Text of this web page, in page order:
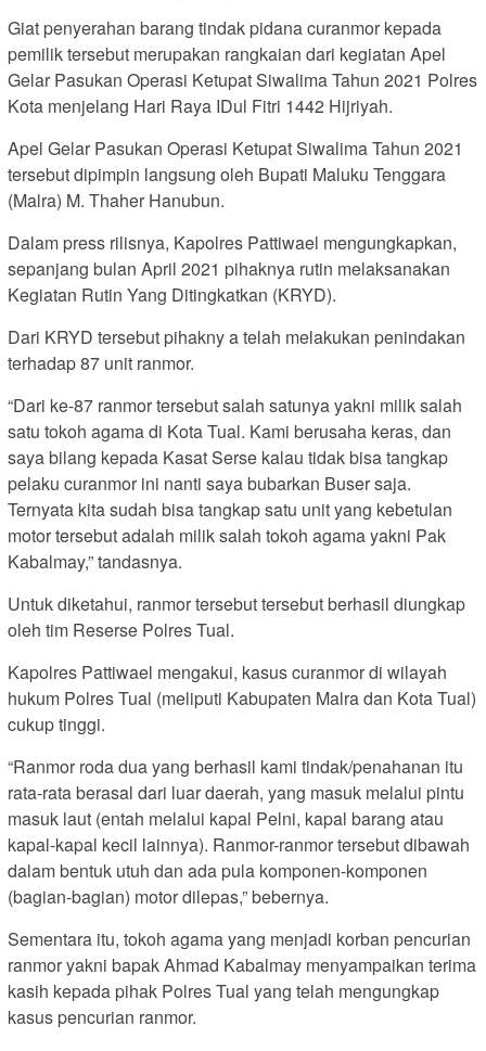
Giat penyerahan barang tindak pidana curanmor kepada
pemilik tersebut merupakan rangkaian dari kegiatan Apel
Gelar Pasukan Operasi Ketupat Siwalima Tahun 2021 Polres
Kota menjelang Hari Raya IDul Fitri 1442 Hijriyah.
Apel Gelar Pasukan Operasi Ketupat Siwalima Tahun 2021
tersebut dipimpin langsung oleh Bupati Maluku Tenggara
(Malra) M. Thaher Hanubun.
Dalam press rilisnya, Kapolres Pattiwael mengungkapkan,
sepanjang bulan April 2021 pihaknya rutin melaksanakan
Kegiatan Rutin Yang Ditingkatkan (KRYD).
Dari KRYD tersebut pihakny a telah melakukan penindakan
terhadap 87 unit ranmor.
“Dari ke-87 ranmor tersebut salah satunya yakni milik salah
satu tokoh agama di Kota Tual. Kami berusaha keras, dan
saya bilang kepada Kasat Serse kalau tidak bisa tangkap
pelaku curanmor ini nanti saya bubarkan Buser saja.
Ternyata kita sudah bisa tangkap satu unit yang kebetulan
motor tersebut adalah milik salah tokoh agama yakni Pak
Kabalmay,” tandasnya.
Untuk diketahui, ranmor tersebut tersebut berhasil diungkap
oleh tim Reserse Polres Tual.
Kapolres Pattiwael mengakui, kasus curanmor di wilayah
hukum Polres Tual (meliputi Kabupaten Malra dan Kota Tual)
cukup tinggi.
“Ranmor roda dua yang berhasil kami tindak/penahanan itu
rata-rata berasal dari luar daerah, yang masuk melalui pintu
masuk laut (entah melalui kapal Pelni, kapal barang atau
kapal-kapal kecil lainnya). Ranmor-ranmor tersebut dibawah
dalam bentuk utuh dan ada pula komponen-komponen
(bagian-bagian) motor dilepas,” bebernya.
Sementara itu, tokoh agama yang menjadi korban pencurian
ranmor yakni bapak Ahmad Kabalmay menyampaikan terima
kasih kepada pihak Polres Tual yang telah mengungkap
kasus pencurian ranmor.